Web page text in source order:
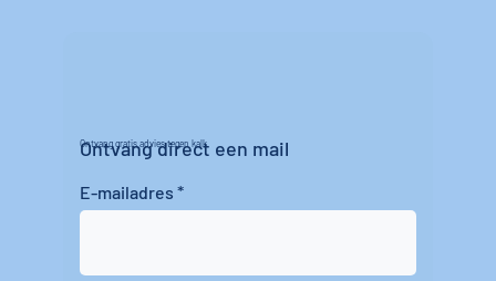
Ontvang gratis advies tegen kalk
Ontvang direct een mail
E-mailadres